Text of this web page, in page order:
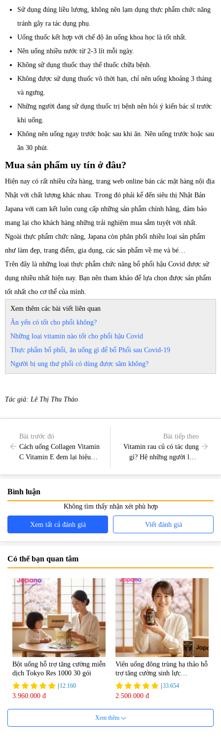
Sử dụng đúng liều lượng, không nên lạm dụng thực phẩm chức năng
tránh gây ra tác dụng phụ.
Uống thuốc kết hợp với chế độ ăn uống khoa học là tốt nhất.
Nên uống nhiều nước từ 2-3 lít mỗi ngày.
Không sử dụng thuốc thay thế thuốc chữa bệnh.
Không được sử dụng thuốc vô thời hạn, chỉ nên uống khoảng 3 tháng
và ngưng.
Những người đang sử dụng thuốc trị bệnh nên hỏi ý kiến bác sĩ trước
khi uống.
Không nên uống ngay trước hoặc sau khi ăn. Nên uống trước hoặc sau
ăn 30 phút.
Mua sản phẩm uy tín ở đâu?
Hiện nay có rất nhiều cửa hàng, trang web online bán các mặt hàng nội địa
Nhật với chất lượng khác nhau. Trong đó phải kể đến siêu thị Nhật Bản
Japana với cam kết luôn cung cấp những sản phẩm chính hãng, đảm bảo
mang lại cho khách hàng những trải nghiệm mua sắm tuyệt vời nhất.
Ngoài thực phẩm chức năng, Japana còn phân phối nhiều loại sản phẩm
như làm đẹp, trang điểm, gia dụng, các sản phẩm về mẹ và bé…
Trên đây là những loại thực phẩm chức năng bổ phổi hậu Covid được sử
dụng nhiều nhất hiện nay. Bạn nên tham khảo để lựa chọn được sản phẩm
tốt nhất cho cơ thể của mình.
Xem thêm các bài viết liên quan
Ăn yến có tốt cho phổi không?
Những loại vitamin nào tốt cho phổi hậu Covid
Thực phẩm bổ phổi, ăn uống gì để bổ Phổi sau Covid-19
Người bị ung thư phổi có dùng được sâm không?
Tác giả: Lê Thị Thu Thảo
Bài trước đó
Cách uống Collagen Vitamin
C Vitamin E đem lại hiệu
Bài tiếp theo
Vitamin rau củ có tác dụng
gì? Hệ những người lười
Bình luận
Không tìm thấy nhận xét phù hợp
Xem tất cả đánh giá Viết đánh giá
Có thể bạn quan tâm
Bột uống hỗ trợ tăng cường miễn
dịch Tokyo Res 1000 30 gói
12.160
3.960.000 đ
Viên uống đông trùng hạ thảo hỗ
trợ tăng cường sinh lực
Tohchukasou Premium Yo
Group 180 viên - Date 08/2027
33.654
2.500.000 đ
Xem thêm